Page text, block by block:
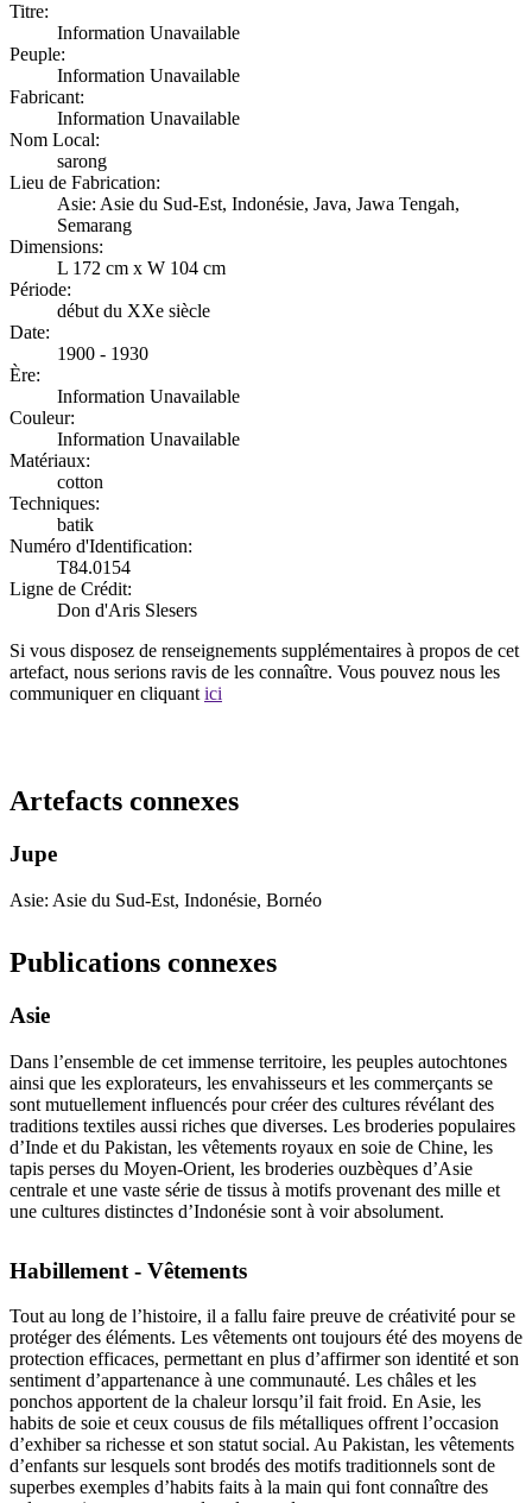
Titre:
Information Unavailable
Peuple:
Information Unavailable
Fabricant:
Information Unavailable
Nom Local:
sarong
Lieu de Fabrication:
Asie: Asie du Sud-Est, Indonésie, Java, Jawa Tengah,
Semarang
Dimensions:
L 172 cm x W 104 cm
Période:
début du XXe siècle
Date:
1900 - 1930
Ère:
Information Unavailable
Couleur:
Information Unavailable
Matériaux:
cotton
Techniques:
batik
Numéro d'Identification:
T84.0154
Ligne de Crédit:
Don d'Aris Slesers
Si vous disposez de renseignements supplémentaires à propos de cet
artefact, nous serions ravis de les connaître. Vous pouvez nous les
communiquer en cliquant ici
Artefacts connexes
Jupe
Asie: Asie du Sud-Est, Indonésie, Bornéo
Publications connexes
Asie
Dans l’ensemble de cet immense territoire, les peuples autochtones
ainsi que les explorateurs, les envahisseurs et les commerçants se
sont mutuellement influencés pour créer des cultures révélant des
traditions textiles aussi riches que diverses. Les broderies populaires
d’Inde et du Pakistan, les vêtements royaux en soie de Chine, les
tapis perses du Moyen-Orient, les broderies ouzbèques d’Asie
centrale et une vaste série de tissus à motifs provenant des mille et
une cultures distinctes d’Indonésie sont à voir absolument.
Habillement - Vêtements
Tout au long de l’histoire, il a fallu faire preuve de créativité pour se
protéger des éléments. Les vêtements ont toujours été des moyens de
protection efficaces, permettant en plus d’affirmer son identité et son
sentiment d’appartenance à une communauté. Les châles et les
ponchos apportent de la chaleur lorsqu’il fait froid. En Asie, les
habits de soie et ceux cousus de fils métalliques offrent l’occasion
d’exhiber sa richesse et son statut social. Au Pakistan, les vêtements
d’enfants sur lesquels sont brodés des motifs traditionnels sont de
superbes exemples d’habits faits à la main qui font connaître des